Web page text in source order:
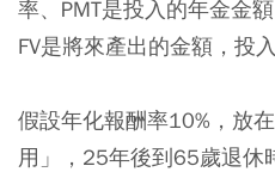
率、PMT是投入的年金金
FV是將來產出的金額，投
假設年化報酬率10%，放
用」
，25年後到65歲退休